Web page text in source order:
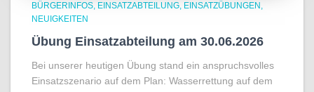
BÜRGERINFOS EINSATZABTEILUNG EINSATZÜBUNGEN
NEUIGKEITEN
Übung Einsatzabteilung am 30.06.2026
Bei unserer heutigen Übung stand ein anspruchsvolles
Einsatzszenario auf dem Plan: Wasserrettung auf dem